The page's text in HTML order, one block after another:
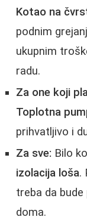
Kotao na
podnim
ukupnim
radu.
Za one koji
Toplotna
prihvatljivo i
Za sve: Bilo
izolacija loša.
treba da
doma.